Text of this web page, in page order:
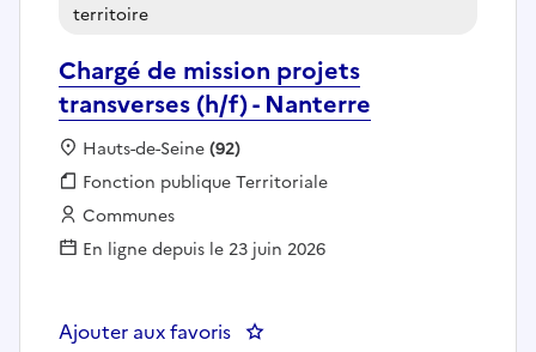
Chargé de mission projets
transverses (h/f) - Nanterre
territoire
Localisation :
Hauts-de-Seine(92)
Fonction publique :
Fonction publique Territoriale
Employeur :
Communes
En ligne depuis le 23 juin 2026
Ajouter aux favoris